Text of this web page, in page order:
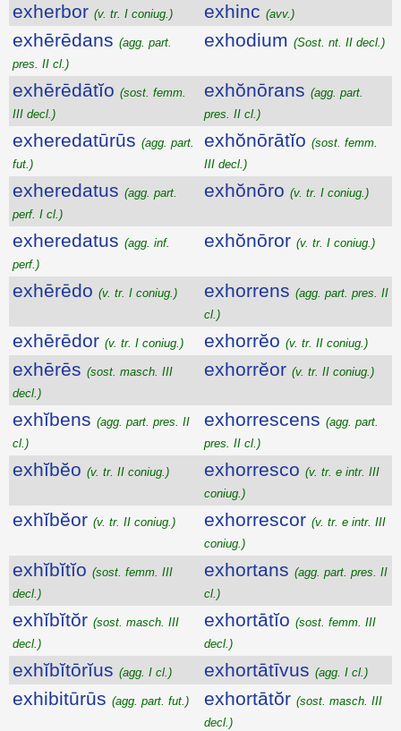
exherbor (v. tr. I coniug.) exhinc (avv.)
exhērēdans (agg. part.
pres. II cl.)
exhodium (Sost. nt. II decl.)
exhērēdātĭo (sost. femm.
III decl.)
exhŏnōrans (agg. part.
pres. II cl.)
exheredatūrūs (agg. part.
fut.)
exhŏnōrātĭo (sost. femm.
III decl.)
exheredatus (agg. part.
perf. I cl.)
exhŏnōro (v. tr. I coniug.)
exheredatus (agg. inf.
perf.)
exhŏnōror (v. tr. I coniug.)
exhērēdo (v. tr. I coniug.) exhorrens (agg. part. pres. II
cl.)
exhērēdor (v. tr. I coniug.) exhorrĕo (v. tr. II coniug.)
exhērēs (sost. masch. III
decl.)
exhorrĕor (v. tr. II coniug.)
exhĭbens (agg. part. pres. II
cl.)
exhorrescens (agg. part.
pres. II cl.)
exhĭbĕo (v. tr. II coniug.) exhorresco (v. tr. e intr. III
coniug.)
exhĭbĕor (v. tr. II coniug.) exhorrescor (v. tr. e intr. III
coniug.)
exhĭbĭtĭo (sost. femm. III
decl.)
exhortans (agg. part. pres. II
cl.)
exhĭbĭtŏr (sost. masch. III
decl.)
exhortātĭo (sost. femm. III
decl.)
exhĭbĭtōrĭus (agg. I cl.) exhortātīvus (agg. I cl.)
exhibitūrūs (agg. part. fut.) exhortātŏr (sost. masch. III
decl.)